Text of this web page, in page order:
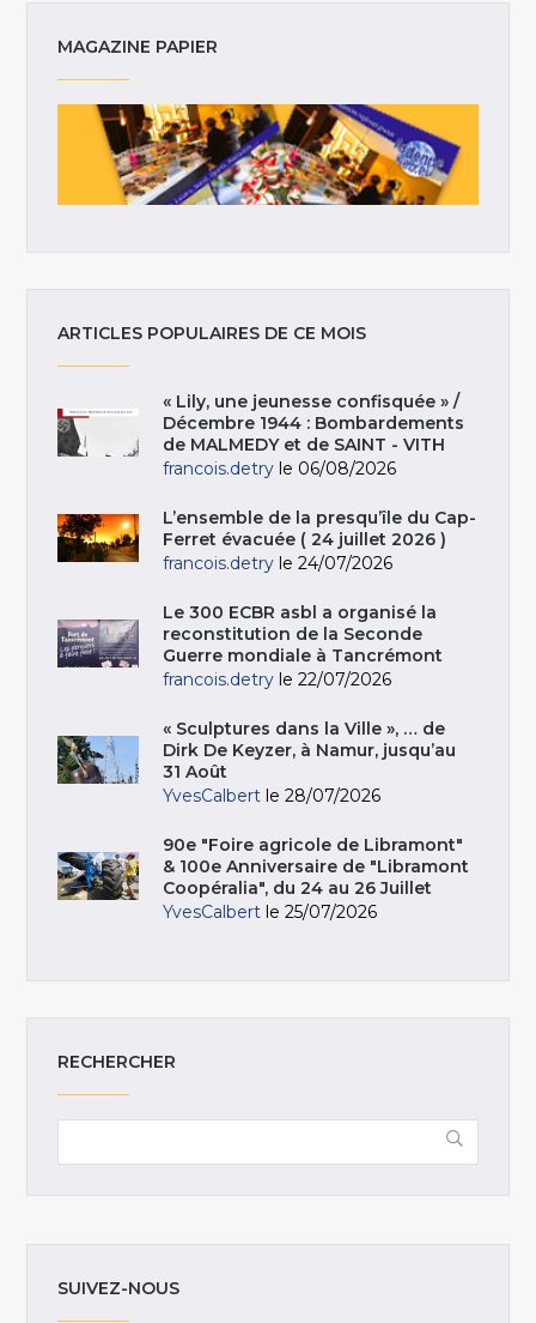
MAGAZINE PAPIER
ARTICLES POPULAIRES DE CE MOIS
« Lily, une jeunesse confisquée » /
Décembre 1944 : Bombardements
de MALMEDY et de SAINT - VITH
francois.detry le 06/08/2026
L’ensemble de la presqu’île du Cap-
Ferret évacuée ( 24 juillet 2026 )
francois.detry le 24/07/2026
Le 300 ECBR asbl a organisé la
reconstitution de la Seconde
Guerre mondiale à Tancrémont
francois.detry le 22/07/2026
« Sculptures dans la Ville », … de
Dirk De Keyzer, à Namur, jusqu’au
31 Août
YvesCalbert le 28/07/2026
90e "Foire agricole de Libramont"
& 100e Anniversaire de "Libramont
Coopéralia", du 24 au 26 Juillet
YvesCalbert le 25/07/2026
RECHERCHER
SUIVEZ-NOUS